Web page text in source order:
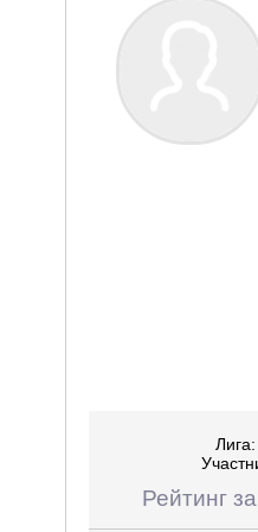
Лига:
Рейтинг